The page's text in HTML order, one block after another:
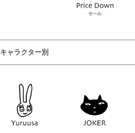
キャラクター別